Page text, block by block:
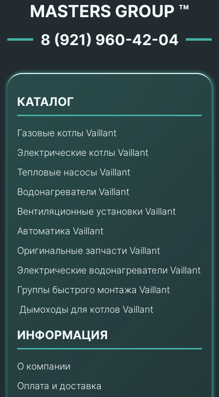
MASTERS GROUP ™
8 (921) 960-42-04
КАТАЛОГ
Газовые котлы Vaillant
Электрические котлы Vaillant
Тепловые насосы Vaillant
Водонагреватели Vaillant
Вентиляционные установки Vaillant
Автоматика Vaillant
Оригинальные запчасти Vaillant
Электрические водонагреватели Vaillant
Группы быстрого монтажа Vaillant
Дымоходы для котлов Vaillant
ИНФОРМАЦИЯ
О компании
Оплата и доставка